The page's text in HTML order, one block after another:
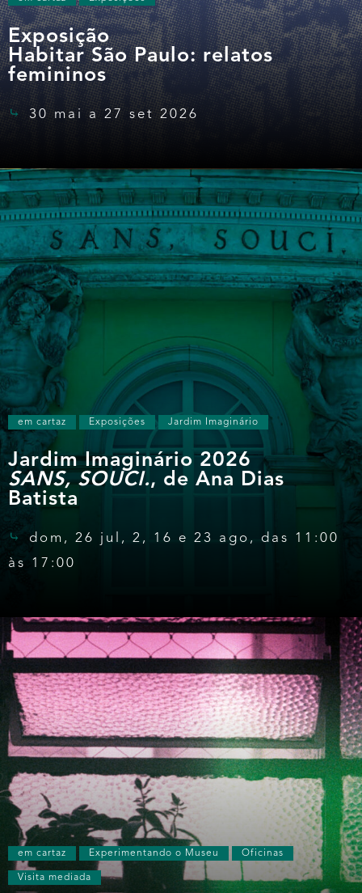
Exposição
Habitar São Paulo: relatos
femininos
30 mai a 27 set 2026
em cartaz Exposições Jardim Imaginário
Jardim Imaginário 2026
SANS, SOUCI., de Ana Dias
Batista
dom, 26 jul, 2, 16 e 23 ago, das 11:00
às 17:00
em cartaz Experimentando o Museu Oficinas
Visita mediada